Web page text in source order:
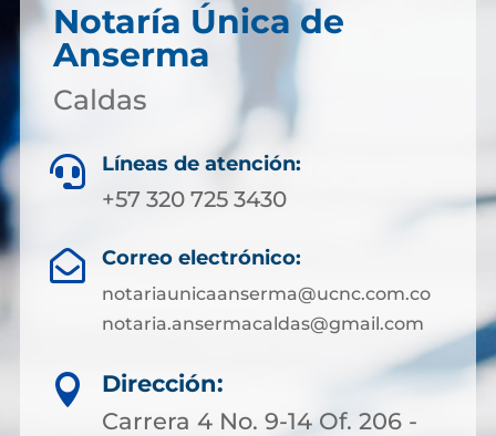
Notaría Única de
Anserma
Caldas
 Líneas de atención:
+57 320 725 3430
 Correo electrónico:
notariaunicaanserma@ucnc.com.co
notaria.ansermacaldas@gmail.com

Dirección:
Carrera 4 No. 9-14 Of. 206 -